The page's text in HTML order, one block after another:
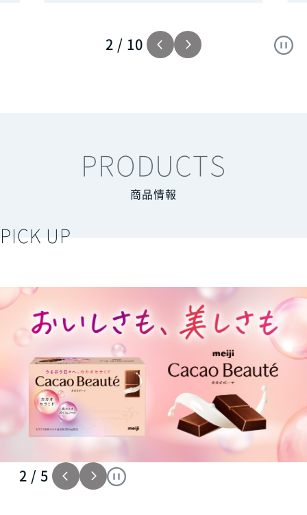
2 / 10
PRODUCTS
商品情報
PICK UP
2 / 5